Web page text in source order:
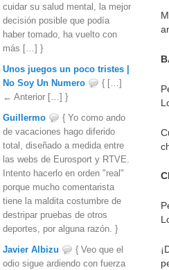
cuidar su salud mental, la mejor
decisión posible que podía
haber tomado, ha vuelto con
más […] }
Unos juegos un poco tristes |
No Soy Un Numero
{ […]
← Anterior […] }
Guillermo
{ Yo como ando
de vacaciones hago diferido
total, diseñado a medida entre
las webs de Eurosport y RTVE.
Intento hacerlo en orden "real"
porque mucho comentarista
tiene la maldita costumbre de
destripar pruebas de otros
deportes, por alguna razón. }
Javier Albizu
{ Veo que el
odio sigue ardiendo con fuerza